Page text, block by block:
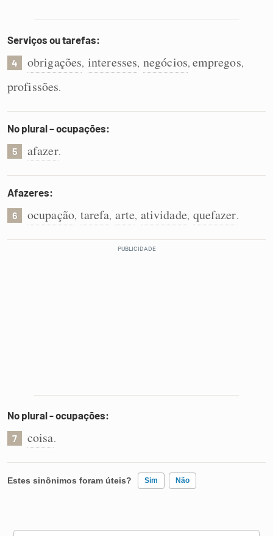
Serviços ou tarefas:
4 obrigações, interesses, negócios, empregos,
profissões.
No plural – ocupações:
5 afazer.
Afazeres:
6 ocupação, tarefa, arte, atividade, quefazer.
No plural - ocupações:
7 coisa.
Estes sinônimos foram úteis? Sim Não